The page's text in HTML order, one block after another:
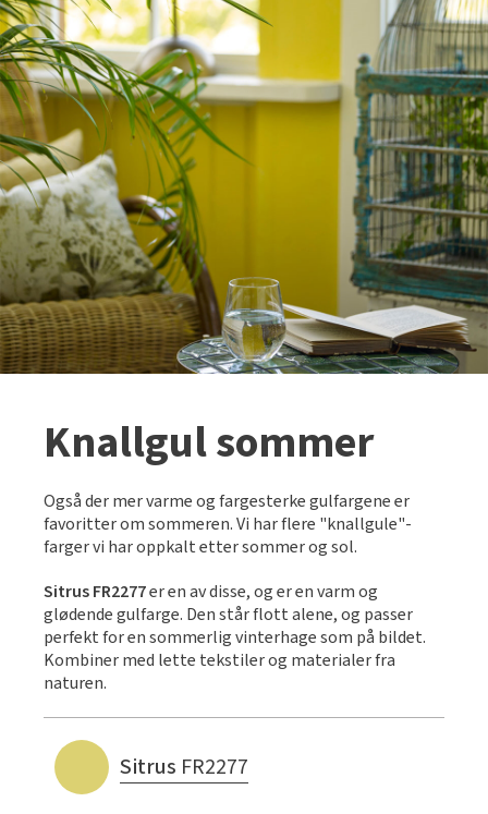
Knallgul sommer
Også der mer varme og fargesterke gulfargene er
favoritter om sommeren. Vi har flere "knallgule"-
farger vi har oppkalt etter sommer og sol.
Sitrus FR2277er en av disse, og er en varm og
glødende gulfarge. Den står flott alene, og passer
perfekt for en sommerlig vinterhage som på bildet.
Kombiner med lette tekstiler og materialer fra
naturen.
Sitrus FR2277